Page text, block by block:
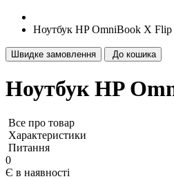
Ноутбук HP OmniBook X
Швидке замовлення До кошика
Ноутбук HP
Все про товар
Характеристики
Питання
0
Є в наявності